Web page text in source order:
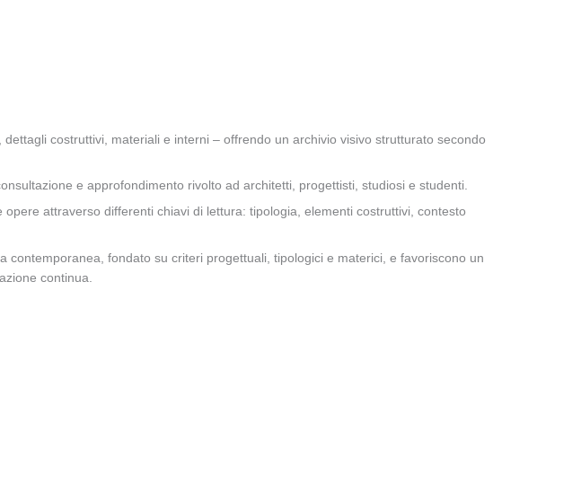
costruttivi, materiali e interni – offrendo un archivio visivo strutturato secondo
e approfondimento rivolto ad architetti, progettisti, studiosi e studenti.
attraverso differenti chiavi di lettura: tipologia, elementi costruttivi, contesto
fondato su criteri progettuali, tipologici e materici, e favoriscono un
continua.